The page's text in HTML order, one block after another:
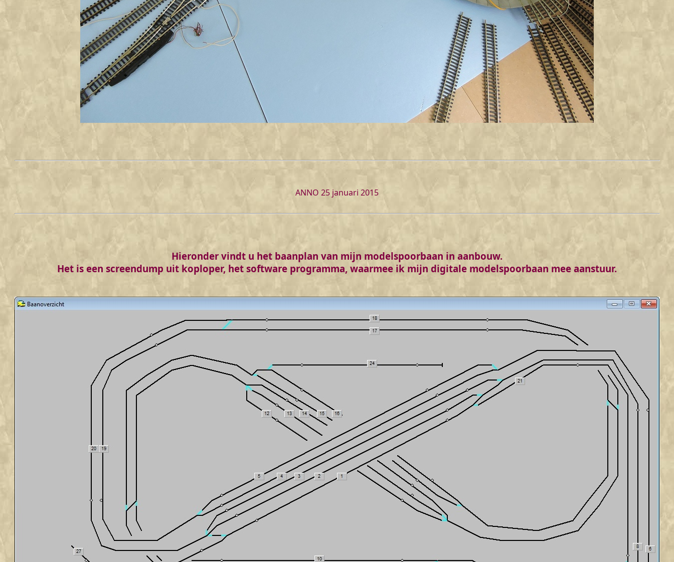
ANNO 25 januari 2015
Hieronder vindt u het baanplan van mijn modelspoorbaan in aanbouw.
Het is een screendump uit koploper, het software programma, waarmee ik mijn digitale modelspoorbaan mee aanstuur.